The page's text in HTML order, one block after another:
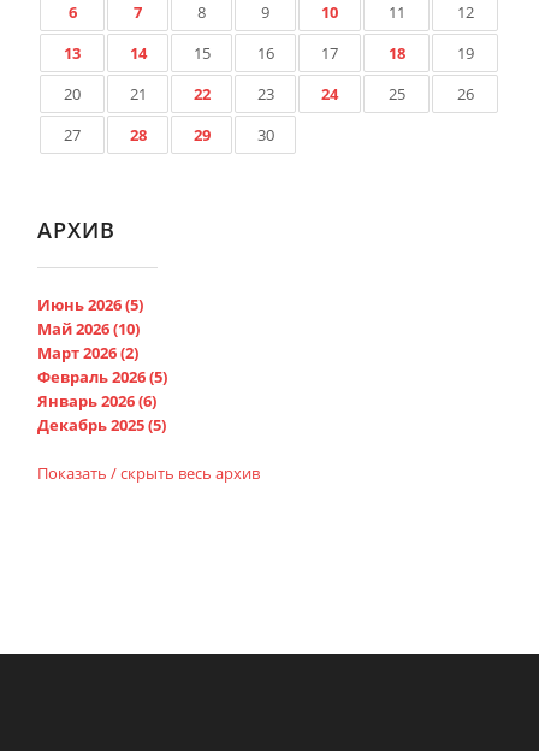
6
7 8 9 10 11
12
13
14 15 16 17 18
19
20
21 22 23 24 25
26
27
28 29 30
АРХИВ
Июнь 2026 (5)
Май 2026 (10)
Март 2026 (2)
Февраль 2026 (5)
Январь 2026 (6)
Декабрь 2025 (5)
Показать / скрыть весь архив